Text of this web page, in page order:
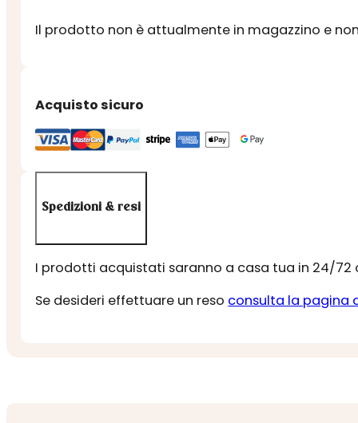
Il prodotto non è attualmente in magazzino e
Acquisto sicuro
Spedizioni & resi
I prodotti acquistati saranno a casa tua in 24/72
Se desideri effettuare un reso consulta la pagina